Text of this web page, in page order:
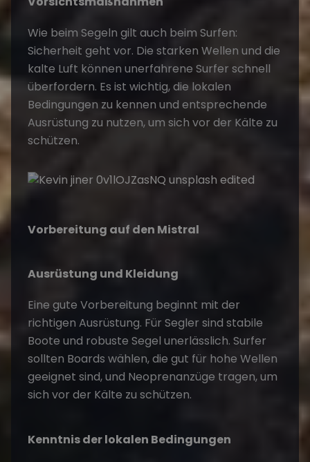
Wie beim Segeln gilt auch beim Surfen:
Sicherheit geht vor. Die starken Wellen und die
kalte Luft können unerfahrene Surfer schnell
überfordern. Es ist wichtig, die lokalen
Bedingungen zu kennen und entsprechende
Ausrüstung zu nutzen, um sich vor der Kälte zu
schützen.
Vorbereitung auf den Mistral
Ausrüstung und Kleidung
Eine gute Vorbereitung beginnt mit der
richtigen Ausrüstung. Für Segler sind stabile
Boote und robuste Segel unerlässlich. Surfer
sollten Boards wählen, die gut für hohe Wellen
geeignet sind, und Neoprenanzüge tragen, um
sich vor der Kälte zu schützen.
Kenntnis der lokalen Bedingungen